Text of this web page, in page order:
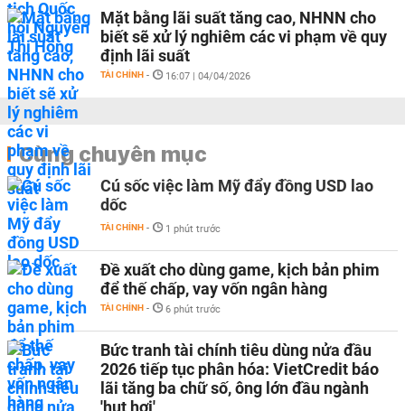
Mặt bằng lãi suất tăng cao, NHNN cho
biết sẽ xử lý nghiêm các vi phạm về quy
định lãi suất
TÀI CHÍNH - 16:07 | 04/04/2026
Cùng chuyên mục
Cú sốc việc làm Mỹ đẩy đồng USD lao
dốc
TÀI CHÍNH - 1 phút trước
Đề xuất cho dùng game, kịch bản phim
để thế chấp, vay vốn ngân hàng
TÀI CHÍNH - 6 phút trước
Bức tranh tài chính tiêu dùng nửa đầu
2026 tiếp tục phân hóa: VietCredit báo
lãi tăng ba chữ số, ông lớn đầu ngành
'hụt hơi'